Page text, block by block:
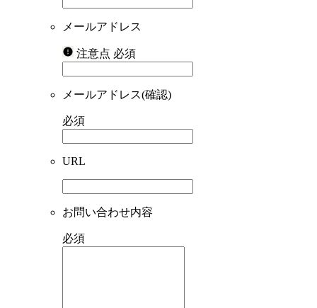
メールアドレス
注意点 必須
メールアドレス(確認)
必須
URL
お問い合わせ内容
必須